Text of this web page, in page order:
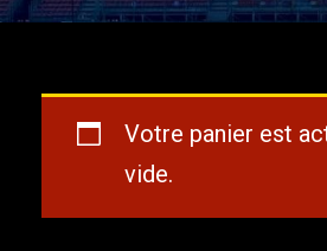
Votre panier est
vide.